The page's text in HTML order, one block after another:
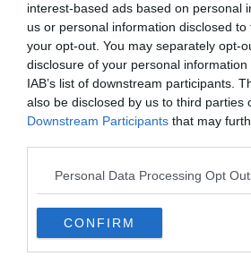
interest-based ads based on personal
us or personal information disclosed
your opt-out. You may separately opt-
disclosure of your personal
IAB’s list of downstream participants.
also be disclosed by us to third parties
Downstream Participants that may
Personal Data Processing Opt
CONFIRM
SPORT
Da Cattolica a Piacenza: in
in mongolfiera la Difesa
sport